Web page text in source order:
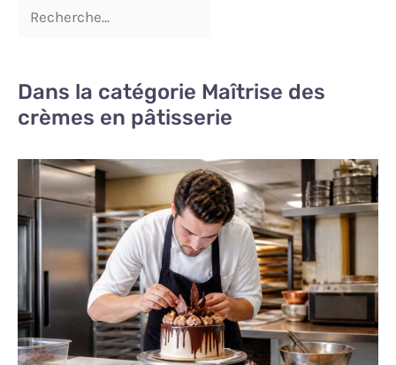
Dans la catégorie Maîtrise des
crèmes en pâtisserie